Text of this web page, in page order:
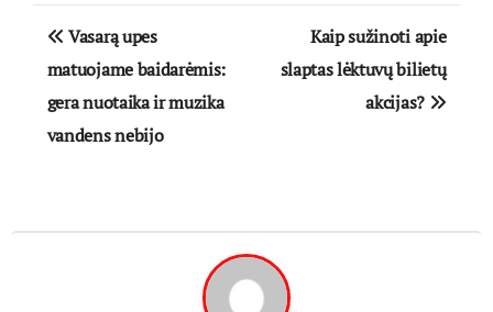
Navigacija
tarp
įrašų
Vasarą upes
matuojame baidarėmis:
gera nuotaika ir muzika
vandens nebijo
Kaip sužinoti apie
slaptas lėktuvų bilietų
akcijas?